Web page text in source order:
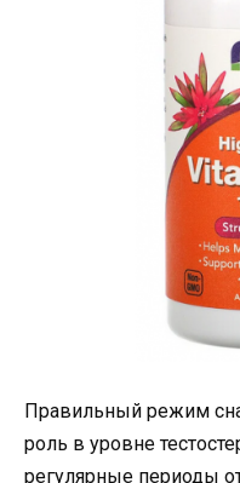
Правильный режим
роль в уровне
регулярные периоды